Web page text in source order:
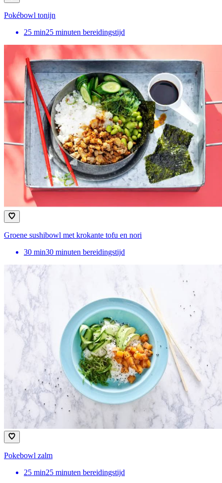
Pokébowl tonijn
25 min25 minuten bereidingstijd
Groene sushibowl met krokante tofu en nori
30 min30 minuten bereidingstijd
Pokebowl zalm
25 min25 minuten bereidingstijd